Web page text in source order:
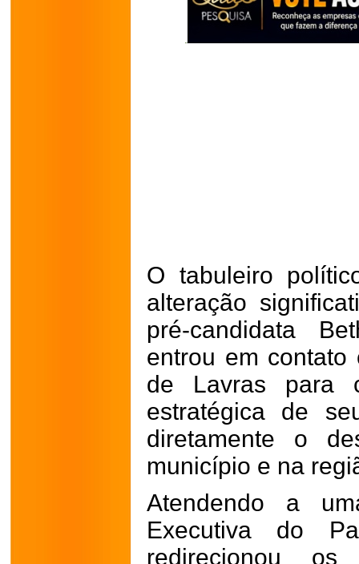
O tabuleiro
alteração
pré-candidata
entrou em
de Lavras para
estratégica de
diretamente o
município e na
Atendendo a
Executiva do
redirecionou